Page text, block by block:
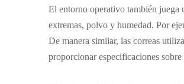
El entorno operativo también juega
extremas, polvo y humedad. Por
De manera similar, las correas
proporcionar especificaciones